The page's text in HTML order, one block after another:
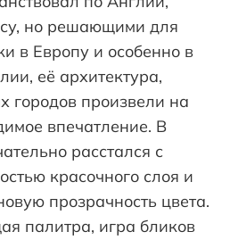
но решающими для
в Европу и особенно в
её архитектура,
произвели на
впечатление. В
расстался с
красочного слоя и
прозрачность цвета.
палитра, игра бликов